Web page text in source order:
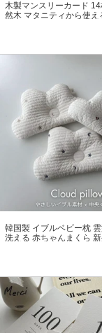
木製マンスリーカード
然木 マタニティから使え
韓国製 イブルベビー枕
洗える 赤ちゃんまくら